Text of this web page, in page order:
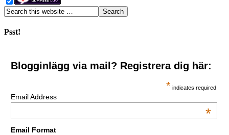
Psst!
Blogginlägg via mail? Registrera dig här:
* indicates required
Email Address
*
Email Format